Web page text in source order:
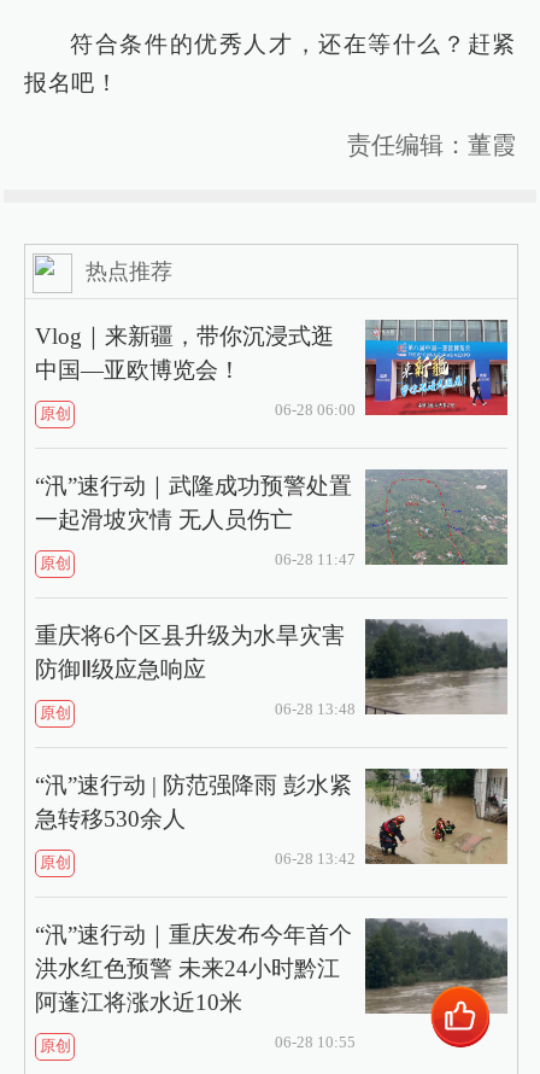
符合条件的优秀人才，还在等什么？赶紧
报名吧！
责任编辑：董霞
热点推荐
Vlog｜来新疆，带你沉浸式逛
中国—亚欧博览会！
原创 06-28 06:00
“汛”速行动｜武隆成功预警处置
一起滑坡灾情 无人员伤亡
原创 06-28 11:47
重庆将6个区县升级为水旱灾害
防御Ⅱ级应急响应
原创 06-28 13:48
“汛”速行动 | 防范强降雨 彭水紧
急转移530余人
原创 06-28 13:42
“汛”速行动｜重庆发布今年首个
洪水红色预警 未来24小时黔江
阿蓬江将涨水近10米
原创 06-28 10:55